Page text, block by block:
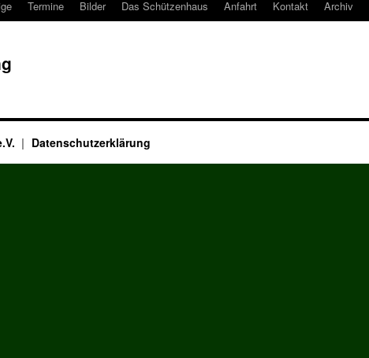
Termine Bilder Das Schützenhaus Anfahrt Kontakt Archiv
Datenschutzerklärung